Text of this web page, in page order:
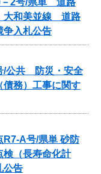
大和美並線 道路
争入札公告
/公共 防災・安全
債務）工事に関す
R7-A号/県単 砂防
検（長寿命化計
公告